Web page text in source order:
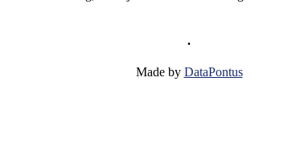
.
Made by DataPontus